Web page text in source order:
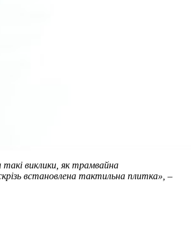
виклики, як трамвайна
встановлена тактильна плитка», –